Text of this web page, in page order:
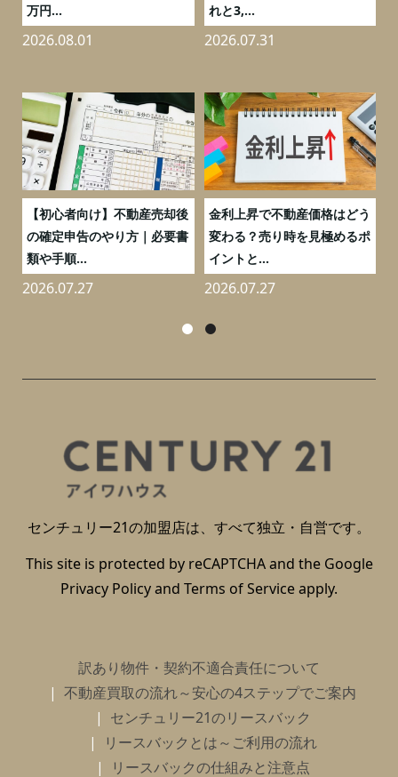
万円...
2026.08.01
れと3,...
2026.07.31
【初心者向け】不動産売却後
の確定申告のやり方｜必要書
類や手順...
2026.07.27
金利上昇で不動産価格はどう
変わる？売り時を見極めるポ
イントと...
2026.07.27
センチュリー21の加盟店は、すべて独立・自営です。
This site is protected by reCAPTCHA and the Google
Privacy Policyand Terms of Serviceapply.
訳あり物件・契約不適合責任について
不動産買取の流れ～安心の4ステップでご案内
センチュリー21のリースバック
リースバックとは～ご利用の流れ
リースバックの仕組みと注意点